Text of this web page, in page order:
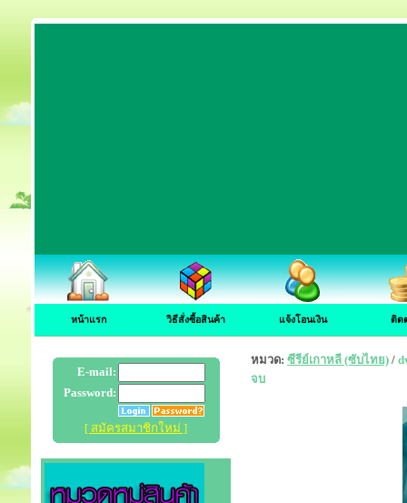
หน้าแรก วิธีสั่งซื้อสินค้า แจ้งโอนเงิน ติด
E-mail:
Password:
[ สมัครสมาชิกใหม่ ]
หมวด: ซีรีย์เกาหลี (ซับไทย) /
จบ